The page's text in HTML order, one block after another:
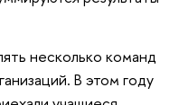
несколько команд
В этом году